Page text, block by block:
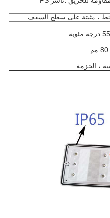
، مثبتة على سطح السقف
، الحزمة